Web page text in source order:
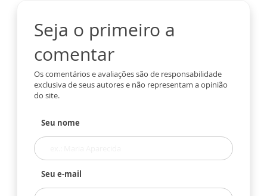
Seja o primeiro a
comentar
Os comentários e avaliações são de responsabilidade
exclusiva de seus autores e não representam a opinião
do site.
Seu nome
Seu e-mail